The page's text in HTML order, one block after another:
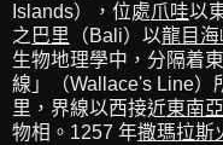
Islands），位處爪哇以
之 巴里 （Bali）以龍目海
生物地理學中，分隔着
線」（Wallace's Line）
里，界線以西接近東南亞
物相。1257 年撒瑪拉斯